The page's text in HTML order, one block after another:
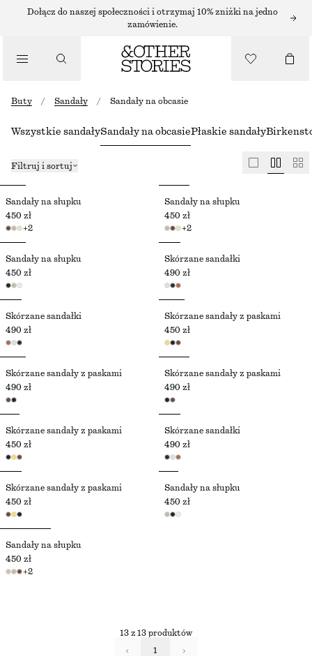
Dołącz do naszej społeczności i otrzymaj 10% zniżki na jedno
zamówienie.
Buty / Sandały / Sandały na obcasie
Wszystkie sandałySandały na obcasiePłaskie sandały
Filtruj i sortuj
Sandały na słupku
450 zł
+2
Sandały na słupku
450 zł
+2
Sandały na słupku
450 zł
Skórzane sandałki
490 zł
Skórzane sandałki
490 zł
Skórzane sandały z paskami
450 zł
Skórzane sandały z paskami
490 zł
Skórzane sandały z paskami
490 zł
Skórzane sandały z paskami
450 zł
Skórzane sandałki
490 zł
Skórzane sandały z paskami
450 zł
Sandały na słupku
450 zł
Sandały na słupku
450 zł
+2
13 z 13 produktów
1